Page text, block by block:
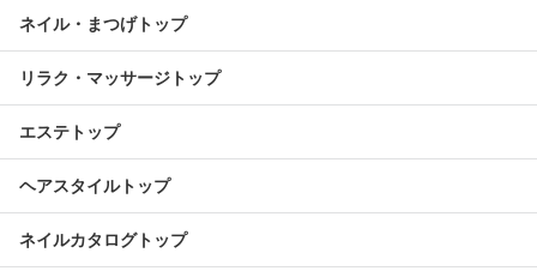
ネイル・まつげトップ
リラク・マッサージトップ
エステトップ
ヘアスタイルトップ
ネイルカタログトップ